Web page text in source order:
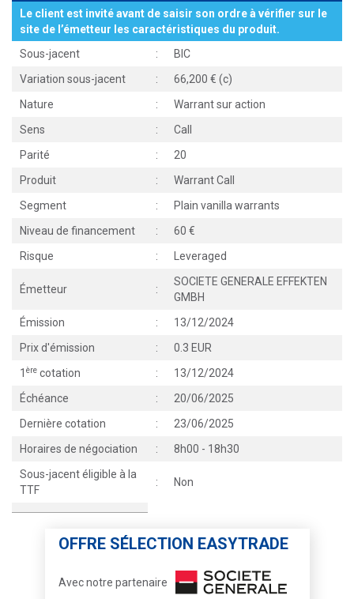
Le client est invité avant de saisir son ordre à vérifier sur le
site de l’émetteur les caractéristiques du produit.
Sous-jacent
:
BIC
Variation sous-jacent
:
66,200 € (c)
Nature
:
Warrant sur action
Sens
:
Call
Parité
:
20
Produit
:
Warrant Call
Segment
:
Plain vanilla warrants
Niveau de financement
:
60
Risque
: Leveraged
Émetteur :
SOCIETE GENERALE EFFEKTEN
GMBH
Émission
:
13/12/2024
Prix d'émission
:
0.3 EUR
1 ère cotation :
13/12/2024
Échéance
:
20/06/2025
Dernière cotation
:
23/06/2025
Horaires de négociation
:
8h00 - 18h30
Sous-jacent éligible à la
TTF
: Non
OFFRE SÉLECTION EASYTRADE
Avec notre partenaire